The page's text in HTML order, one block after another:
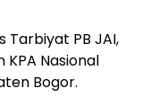
Tarbiyat PB JAI,
Nasional
Bogor.